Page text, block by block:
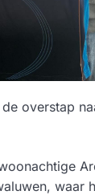
overstap
waar